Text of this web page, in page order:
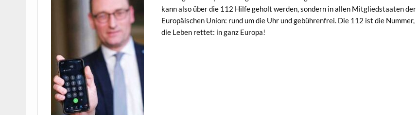
kann also über die 112 Hil­fe geholt wer­den, son­dern in allen Mit­glied­staat­en der
Europäis­chen Union: rund um die Uhr und gebühren­frei. Die 112 ist die Num­mer,
die Leben ret­tet: in ganz Europa!